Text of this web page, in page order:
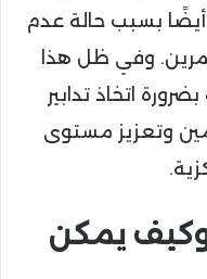
بسبب حالة عدم
وفي ظل هذا
اتخاذ تدابير
وتعزيز مستوى
وكيف يمكن